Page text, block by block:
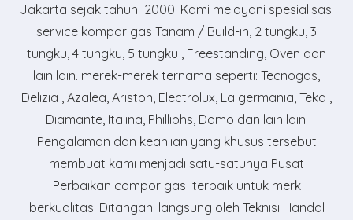
Jakarta sejak tahun 2000. Kami melayani spesialisasi
service kompor gas Tanam / Build-in, 2 tungku, 3
tungku, 4 tungku, 5 tungku , Freestanding, Oven dan
lain lain. merek-merek ternama seperti: Tecnogas,
Delizia , Azalea, Ariston, Electrolux, La germania, Teka ,
Diamante, Italina, Philliphs, Domo dan lain lain.
Pengalaman dan keahlian yang khusus tersebut
membuat kami menjadi satu-satunya Pusat
Perbaikan compor gas terbaik untuk merk
berkualitas. Ditangani langsung oleh Teknisi Handal